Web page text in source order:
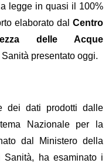
legge in quasi il 100%
elaborato dal Centro
delle Acque
presentato oggi.
dei dati prodotti dalle
Nazionale per la
dal Ministero della
Sanità, ha esaminato i